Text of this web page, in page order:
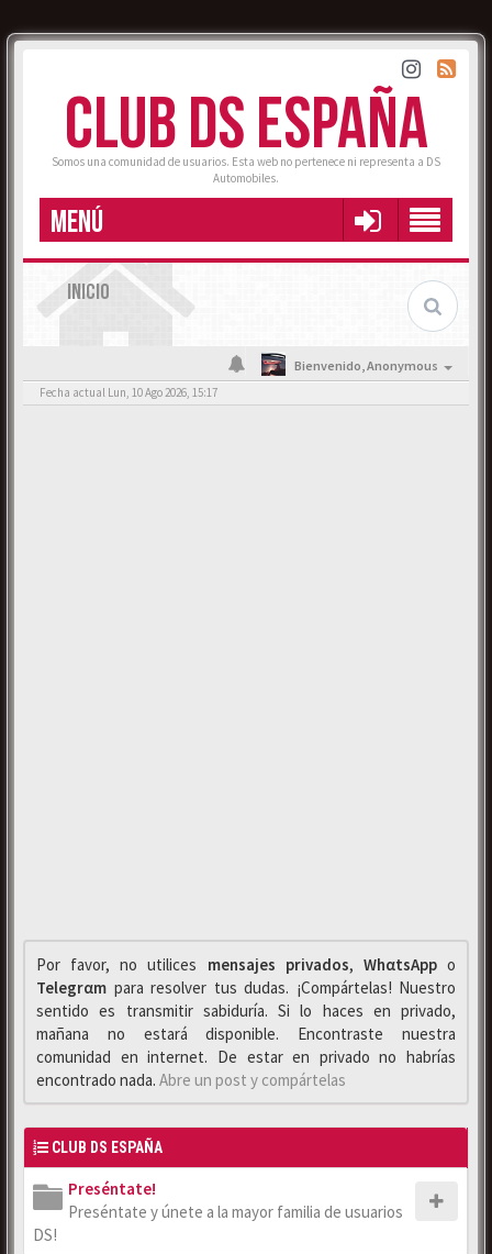
CLUB DS ESPAÑA
Somos una comunidad de usuarios. Esta web no pertenece ni representa a DS
Automobiles.
MENÚ
INICIO
Bienvenido,Anonymous
Fecha actual Lun, 10 Ago 2026, 15:17
Por favor, no utilices mensajes privados, WhαtsAppo
Telegrαm para resolver tus dudas. ¡Compártelas! Nuestro
sentido es transmitir sabiduría. Si lo haces en privado,
mañana no estará disponible. Encontraste nuestra
comunidad en internet. De estar en privado no habrías
encontrado nada. Abre un post y compártelas
CLUB DS ESPAÑA
Preséntate!
Preséntate y únete a la mayor familia de usuarios
DS!